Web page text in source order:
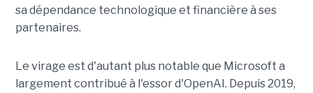
sa dépendance technologique et financière à ses
partenaires.
Le virage est d'autant plus notable que Microsoft a
largement contribué à l'essor d'OpenAI. Depuis 2019,